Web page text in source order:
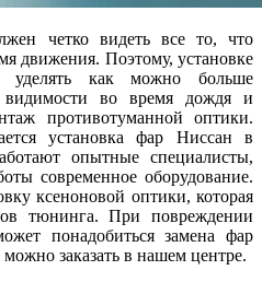
четко видеть все то, что
движения. Поэтому, установке
уделять как можно больше
во время дождя и
противотуманной оптики.
установка фар Ниссан в
опытные специалисты,
современное оборудование.
ксеноновой оптики, которая
тюнинга. При повреждении
понадобиться замена фар
заказать в нашем центре.